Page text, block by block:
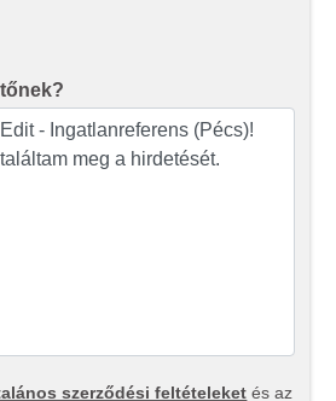
szerződési feltételeket és az